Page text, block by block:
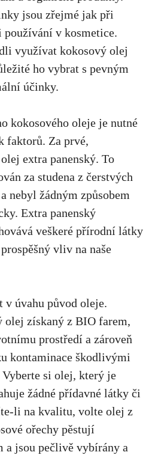
jsou zřejmé jak při
v kosmetice.
⁤využívat kokosový olej
ho vybrat ⁢s pevným
účinky.
kokosového ⁤oleje je nutné
faktorů. Za prvé,
extra ​panenský. To
za studena z čerstvých
nebyl žádným⁢ způsobem
Extra panenský
veškeré přírodní látky
vliv na naše
v úvahu původ oleje.
olej získaný z BIO farem,
prostředí a zároveň
kontaminace škodlivými
si olej,⁢ který je
žádné přídavné látky či⁣
li na kvalitu, volte olej z
ořechy ⁣pěstují
a jsou pečlivě vybírány a